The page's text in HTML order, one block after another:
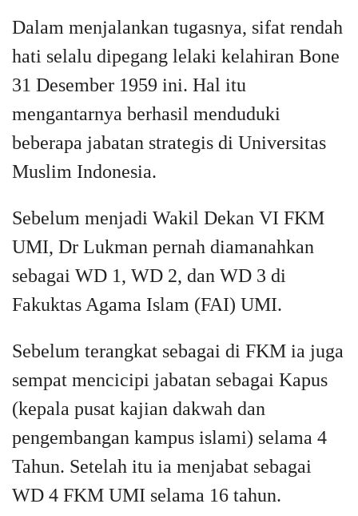
Dalam menjalankan tugasnya, sifat rendah
hati selalu dipegang lelaki kelahiran Bone
31 Desember 1959 ini. Hal itu
mengantarnya berhasil menduduki
beberapa jabatan strategis di Universitas
Muslim Indonesia.
Sebelum menjadi Wakil Dekan VI FKM
UMI, Dr Lukman pernah diamanahkan
sebagai WD 1, WD 2, dan WD 3 di
Fakuktas Agama Islam (FAI) UMI.
Sebelum terangkat sebagai di FKM ia juga
sempat mencicipi jabatan sebagai Kapus
(kepala pusat kajian dakwah dan
pengembangan kampus islami) selama 4
Tahun. Setelah itu ia menjabat sebagai
WD 4 FKM UMI selama 16 tahun.